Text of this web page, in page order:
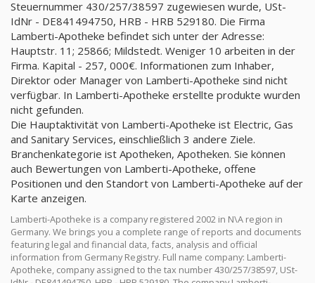
Steuernummer 430/257/38597 zugewiesen wurde, USt-
IdNr - DE841494750, HRB - HRB 529180. Die Firma
Lamberti-Apotheke befindet sich unter der Adresse:
Hauptstr. 11; 25866; Mildstedt. Weniger 10 arbeiten in der
Firma. Kapital - 257, 000€. Informationen zum Inhaber,
Direktor oder Manager von Lamberti-Apotheke sind nicht
verfügbar. In Lamberti-Apotheke erstellte produkte wurden
nicht gefunden.
Die Hauptaktivität von Lamberti-Apotheke ist Electric, Gas
and Sanitary Services, einschließlich 3 andere Ziele.
Branchenkategorie ist Apotheken, Apotheken. Sie können
auch Bewertungen von Lamberti-Apotheke, offene
Positionen und den Standort von Lamberti-Apotheke auf der
Karte anzeigen.
Lamberti-Apotheke is a company registered 2002 in N\A region in
Germany. We brings you a complete range of reports and documents
featuring legal and financial data, facts, analysis and official
information from Germany Registry. Full name company: Lamberti-
Apotheke, company assigned to the tax number 430/257/38597, USt-